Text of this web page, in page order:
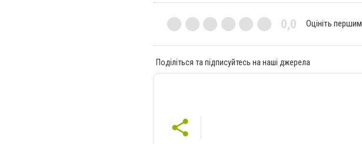
0,0 Оцініть першим
Поділіться та підписуйтесь на наші джерела